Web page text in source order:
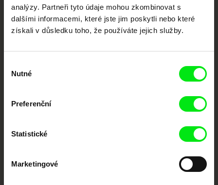
analýzy. Partneři tyto údaje mohou zkombinovat s
dalšími informacemi, které jste jim poskytli nebo které
získali v důsledku toho, že používáte jejich služby.
souhlasu
Nutné
Preferenční
Statistické
Marketingové
Nové festivalové filmy
každý týden
posouvat hranice dokumentárního filmu, propagovat jeho rozmanitost a